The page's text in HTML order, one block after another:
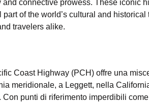
connective prowess. These iconic
of the world’s cultural and
travelers alike.
Coast Highway (PCH) offre una
meridionale, a Leggett, nella
punti di riferimento imperdibili